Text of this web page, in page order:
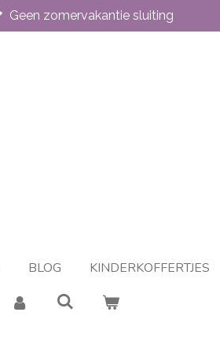
Geen zomervakantie sluiting
BLOG
KINDERKOFFERTJES